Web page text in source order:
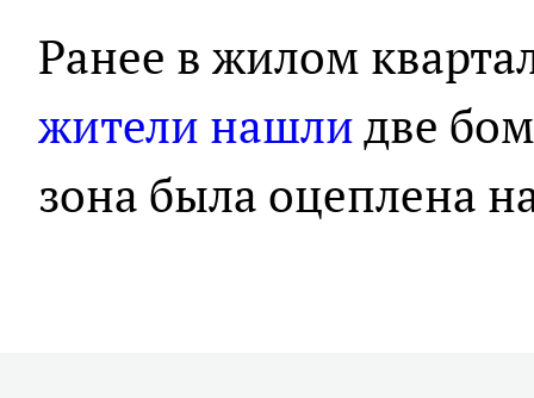
Ранее в жилом
жители нашлидве
зона была оцеплена